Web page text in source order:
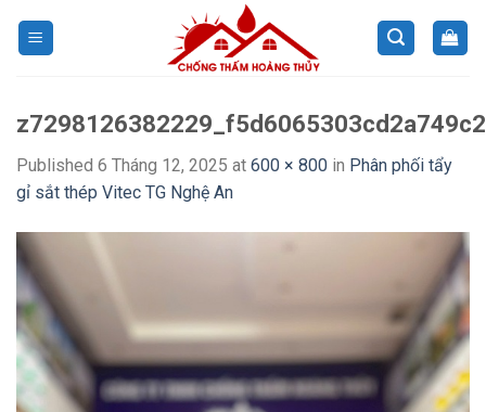
Published 6 Tháng 12, 2025 at 600 × 800 in Phân phối tẩy
gỉ sắt thép Vitec TG Nghệ An